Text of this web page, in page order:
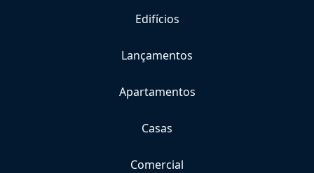
Edifícios
Lançamentos
Apartamentos
Casas
Comercial